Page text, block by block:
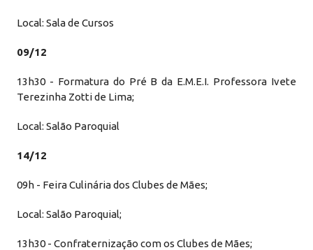
Local: Sala de Cursos
09/12
13h30 - Formatura do Pré B da E.M.E.I. Professora Ivete
Terezinha Zotti de Lima;
Local: Salão Paroquial
14/12
09h - Feira Culinária dos Clubes de Mães;
Local: Salão Paroquial;
13h30 - Confraternização com os Clubes de Mães;